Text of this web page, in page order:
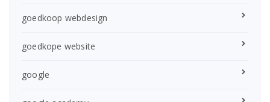
goedkoop webdesign
goedkope website
google